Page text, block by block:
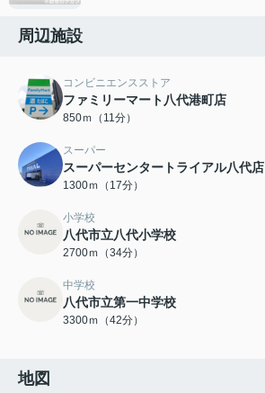
周辺施設
コンビニエンスストア
ファミリーマート八代港町店
850ｍ（11分）
スーパー
スーパーセンタートライアル八代店
1300ｍ（17分）
小学校
八代市立八代小学校
2700ｍ（34分）
中学校
八代市立第一中学校
3300ｍ（42分）
地図